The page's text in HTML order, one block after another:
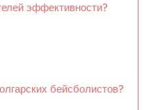
эффективности?
бейсболистов?